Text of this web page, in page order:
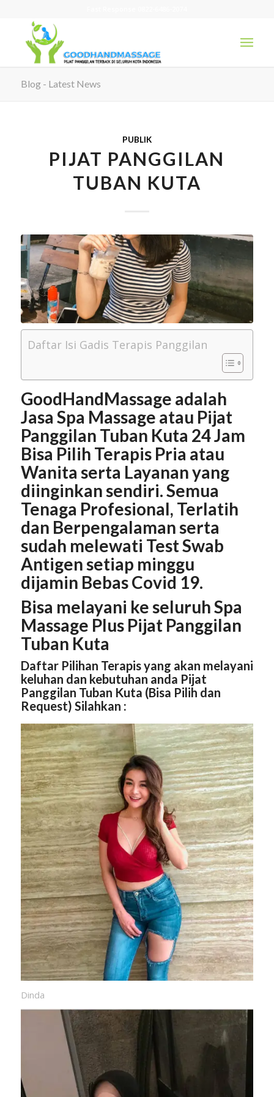
Blog - Latest News
PUBLIK
PIJAT PANGGILAN
TUBAN KUTA
Daftar Isi Gadis Terapis Panggilan
GoodHandMassage adalah
Jasa Spa Massage atau Pijat
Panggilan Tuban Kuta 24 Jam
Bisa Pilih Terapis Pria atau
Wanita serta Layanan yang
diinginkan sendiri. Semua
Tenaga Profesional, Terlatih
dan Berpengalaman serta
sudah melewati Test Swab
Antigen setiap minggu
dijamin Bebas Covid 19.
Bisa melayani ke seluruh Spa
Massage Plus Pijat Panggilan
Tuban Kuta
Daftar Pilihan Terapis yang akan melayani
keluhan dan kebutuhan anda Pijat
Panggilan Tuban Kuta (Bisa Pilih dan
Request) Silahkan :
Dinda